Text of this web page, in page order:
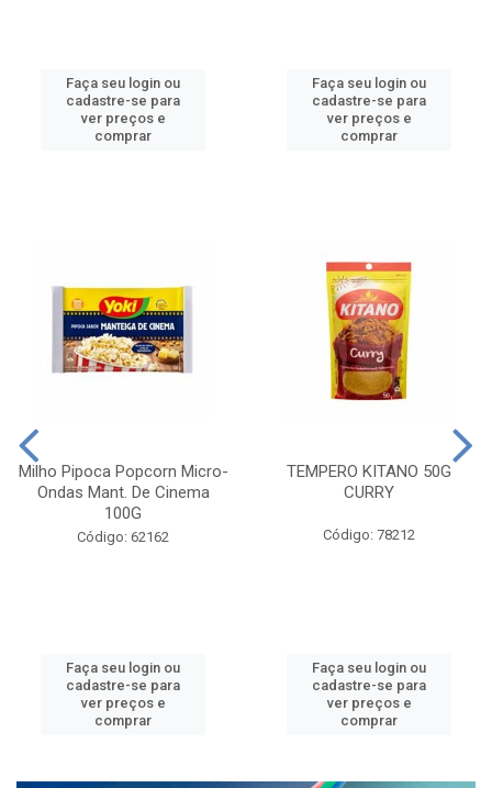
Faça seu login ou
cadastre-se para
ver preços e
comprar
Faça seu login ou
cadastre-se para
ver preços e
comprar
Milho Pipoca Popcorn Micro-
Ondas Mant. De Cinema
100G
Código: 62162
Faça seu login ou
cadastre-se para
ver preços e
comprar
TEMPERO KITANO 50G
CURRY
Código: 78212
Faça seu login ou
cadastre-se para
ver preços e
comprar